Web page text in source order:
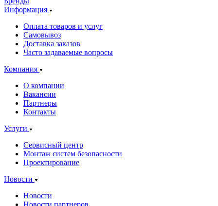
Информация
Оплата товаров и услуг
Самовывоз
Доставка заказов
Часто задаваемые вопросы
Компания
О компании
Вакансии
Партнеры
Контакты
Услуги
Сервисный центр
Монтаж систем безопасности
Проектирование
Новости
Новости
Новости партнеров